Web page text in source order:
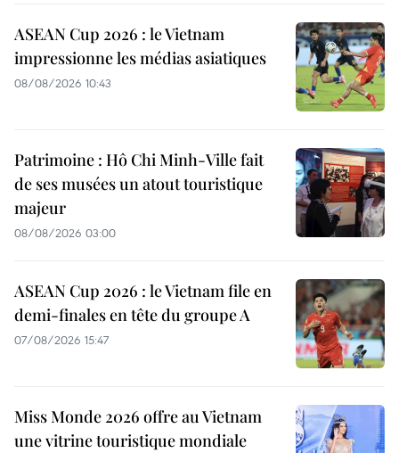
ASEAN Cup 2026 : le Vietnam
impressionne les médias asiatiques
08/08/2026 10:43
Patrimoine : Hô Chi Minh-Ville fait
de ses musées un atout touristique
majeur
08/08/2026 03:00
ASEAN Cup 2026 : le Vietnam file en
demi-finales en tête du groupe A
07/08/2026 15:47
Miss Monde 2026 offre au Vietnam
une vitrine touristique mondiale